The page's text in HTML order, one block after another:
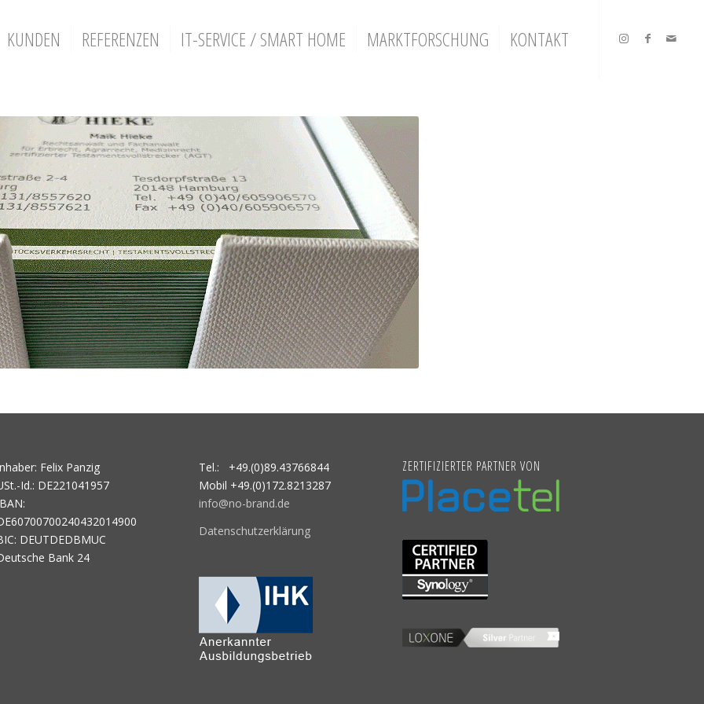
KUNDEN REFERENZEN IT-SERVICE / SMART HOME MARKTFORSCHUNG KONTAKT
Felix Panzig
Id.: DE221041957
DEUTDEDBMUC
Bank 24
Tel.: +49.(0)89.43766844
Mobil +49.(0)172.8213287
info@no-brand.de
Datenschutzerklärung
ZERTIFIZIERTER PARTNER VON